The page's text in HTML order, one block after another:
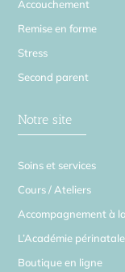
Accouchement
Remise en forme
Stress
Second parent
Notre site
Soins et services
Cours / Ateliers
Accompagnement à
L’Académie périnatale
Boutique en ligne